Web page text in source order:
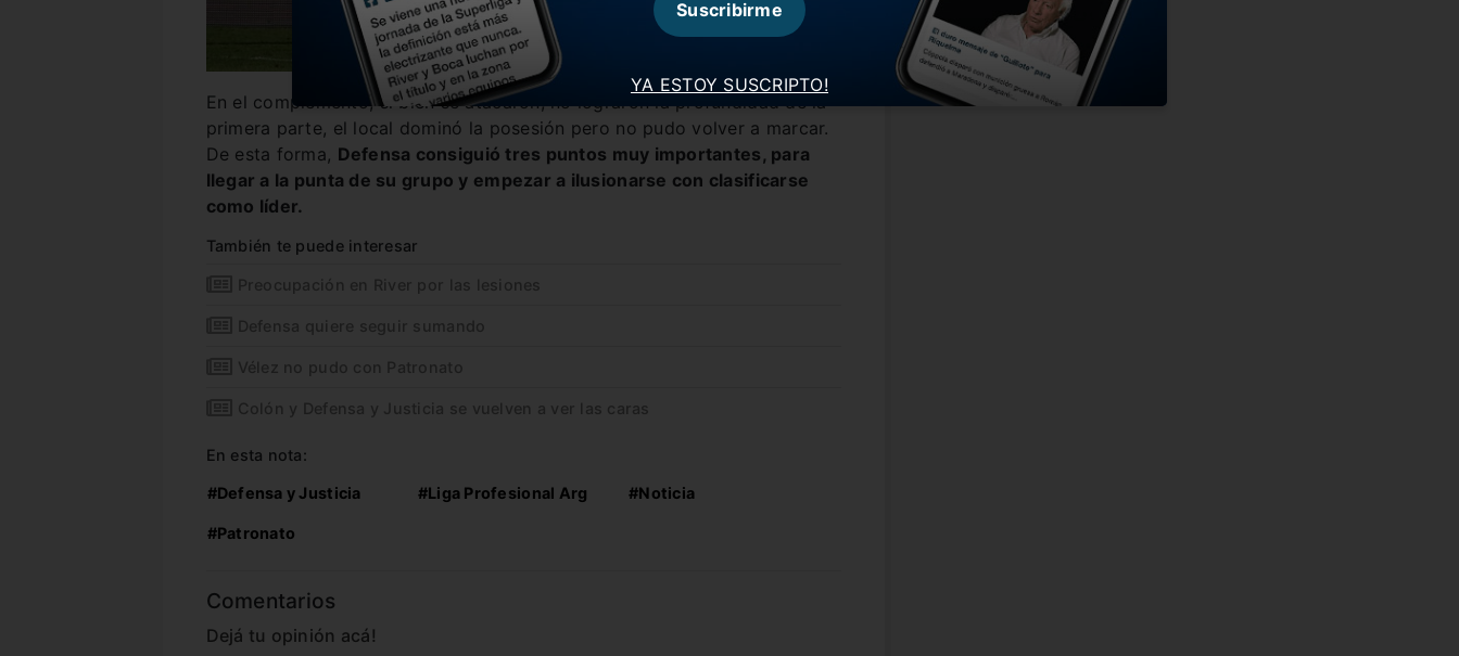
En el complemento, si bien se atacaron, no lograron la profundidad de la
primera parte, el local dominó la posesión pero no pudo volver a marcar.
De esta forma, Defensa consiguió tres puntos muy importantes, para
llegar a la punta de su grupo y empezar a ilusionarse con clasificarse
como líder.
También te puede interesar
Preocupación en River por las lesiones
Defensa quiere seguir sumando
Vélez no pudo con Patronato
Colón y Defensa y Justicia se vuelven a ver las caras
En esta nota:
#Defensa y Justicia #Liga Profesional Arg #Noticia
#Patronato
Comentarios
Dejá tu opinión acá!
YA ESTOY SUSCRIPTO!
Suscribirme